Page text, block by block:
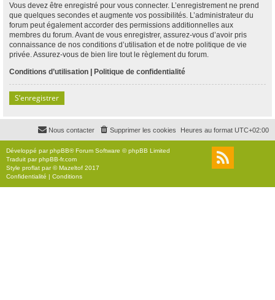
Vous devez être enregistré pour vous connecter. L’enregistrement ne prend
que quelques secondes et augmente vos possibilités. L’administrateur du
forum peut également accorder des permissions additionnelles aux
membres du forum. Avant de vous enregistrer, assurez-vous d’avoir pris
connaissance de nos conditions d’utilisation et de notre politique de vie
privée. Assurez-vous de bien lire tout le règlement du forum.
Conditions d’utilisation | Politique de confidentialité
S’enregistrer
Heures au format UTC+02:00
Supprimer les cookies
Nous contacter
Développé parphpBB® Forum Software © phpBB Limited
Traduit parphpBB-fr.com
Style proflat par ©Mazeltof 2017
Confidentialité | Conditions